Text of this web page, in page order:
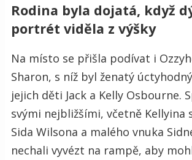
Rodina byla dojatá, když
portrét viděla z výšky
Na místo se přišla podívat i
Sharon, s níž byl ženatý
jejich děti Jack a Kelly Osbourne.
svými nejbližšími, včetně Kellyina
Sida Wilsona a malého vnuka
nechali vyvézt na rampě, aby